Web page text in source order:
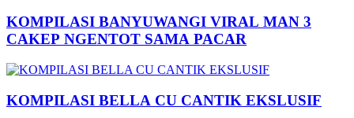
KOMPILASI BANYUWANGI VIRAL MAN 3
CAKEP NGENTOT SAMA PACAR
KOMPILASI BELLA CU CANTIK EKSLUSIF